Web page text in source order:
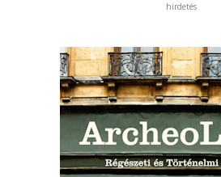
hirdetés